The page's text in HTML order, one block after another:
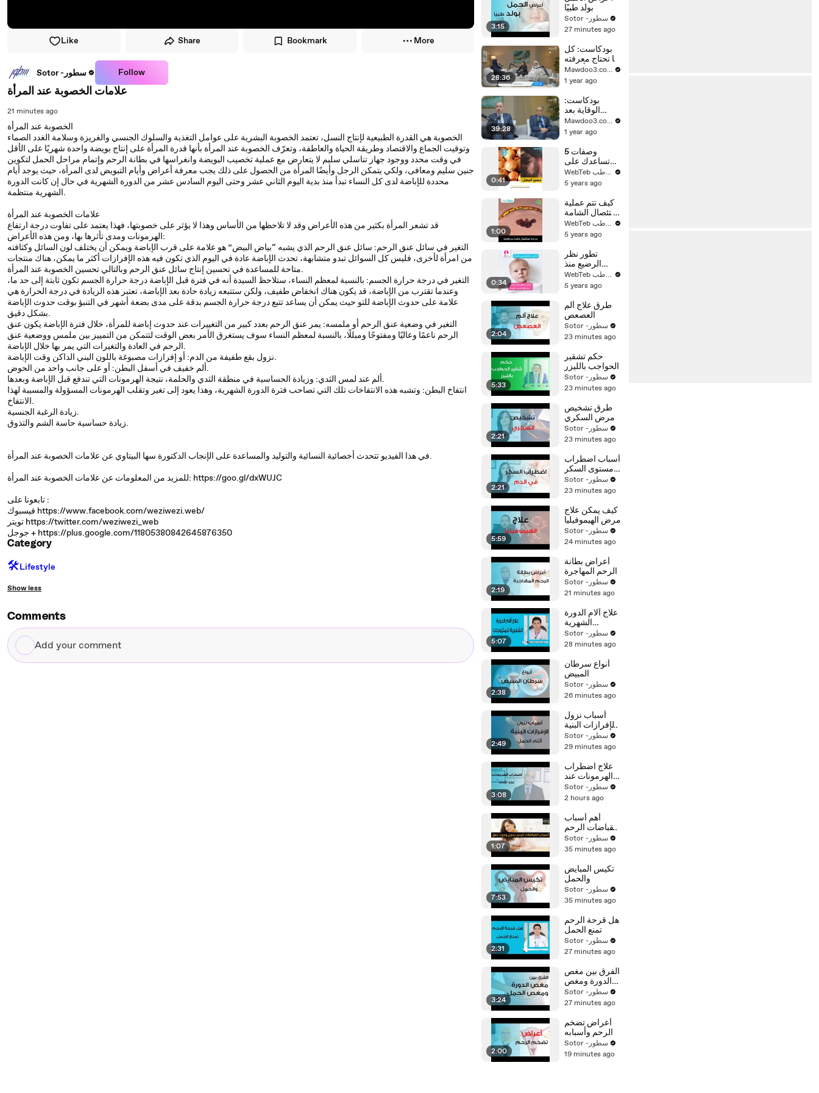
Like Share Bookmark More
Sotor -سطور Follow
علامات الخصوبة عند المرأة
21 minutes ago
الخصوبة عند المرأة
الخصوبة هي القدرة الطبيعية لإنتاج النسل، تعتمد الخصوبة البشرية على عوامل التغذية والسلوك الجنسي والغريزة وسلامة الغدد الصماء
وتوقيت الجماع والاقتصاد وطريقة الحياة والعاطفة، وتعرّف الخصوبة عند المرأة بأنها قدرة المرأة على إنتاج بويضة واحدة شهريًا على الأقل
في وقت محدد ووجود جهاز تناسلي سليم لا يتعارض مع عملية تخصيب البويضة وانغراسها في بطانة الرحم وإتمام مراحل الحمل لتكوين
جنين سليم ومعافى، ولكي يتمكن الرجل وأيضًا المرأة من الحصول على ذلك يجب معرفة أعراض وأيام التبويض لدى المرأة، حيث يوجد أيام
محددة للإباضة لدى كل النساء تبدأ منذ بدية اليوم الثاني عشر وحتى اليوم السادس عشر من الدورة الشهرية في حال إن كانت الدورة
الشهرية منتظمة.
علامات الخصوبة عند المرأة
قد تشعر المرأة بكثير من هذه الأعراض وقد لا تلاحظها من الأساس وهذا لا يؤثر على خصوبتها، فهذا يعتمد على تفاوت درجة ارتفاع
الهرمونات ومدى تأثرها بها، ومن هذه الأعراض:
التغير في سائل عنق الرحم: سائل عنق الرحم الذي يشبه “بياض البيض” هو علامة على قرب الإباضة ويمكن أن يختلف لون السائل وكثافته
من امرأة لأخرى، فليس كل السوائل تبدو متشابهة، تحدث الإباضة عادة في اليوم الذي تكون فيه هذه الإفرازات أكثر ما يمكن، هناك منتجات
متاحة للمساعدة في تحسين إنتاج سائل عنق الرحم وبالتالي تحسين الخصوبة عند المرأة.
التغير في درجة حرارة الجسم: بالنسبة لمعظم النساء، ستلاحظ السيدة أنه في فترة قبل الإباضة درجة حرارة الجسم تكون ثابتة إلى حد ما،
وعندما تقترب من الإباضة، قد يكون هناك انخفاض طفيف، ولكن ستتبعه زيادة حادة بعد الإباضة، تعتبر هذه الزيادة في درجة الحرارة هي
علامة على حدوث الإباضة للتو حيث يمكن أن يساعد تتبع درجة حرارة الجسم بدقة على مدى بضعة أشهر في التنبؤ بوقت حدوث الإباضة
بشكل دقيق.
التغير في وضعية عنق الرحم أو ملمسه: يمر عنق الرحم بعدد كبير من التغييرات عند حدوث إباضة للمرأة، خلال فترة الإباضة يكون عنق
الرحم ناعمًا وعاليًا ومفتوحًا ومبللًا، بالنسبة لمعظم النساء سوف يستغرق الأمر بعض الوقت لتتمكن من التمييز بين ملمس ووضعية عنق
الرحم في العادة والتغيرات التي يمر بها خلال الإباضة.
نزول بقع طفيفة من الدم: أو إفرازات مصبوغة باللون البني الداكن وقت الإباضة.
ألم خفيف في أسفل البطن: أو على جانب واحد من الحوض.
ألم عند لمس الثدي: وزيادة الحساسية في منطقة الثدي والحلمة، نتيجة الهرمونات التي تندفع قبل الإباضة وبعدها.
انتفاخ البطن: وتشبه هذه الانتفاخات تلك التي تصاحب فترة الدورة الشهرية، وهذا يعود إلى تغير وتقلب الهرمونات المسؤولة والمسببة لهذا
الانتفاخ.
زيادة الرغبة الجنسية.
زيادة حساسية حاسة الشم والتذوق.
في هذا الفيديو تتحدث أخصائية النسائية والتوليد والمساعدة على الإنجاب الدكتورة سها البيتاوي عن علامات الخصوبة عند المرأة.
للمزيد من المعلومات عن علامات الخصوبة عند المرأة: https://goo.gl/dxWUJC
تابعونا على :
فيسبوك https://www.facebook.com/weziwezi.web/
تويتر https://twitter.com/weziwezi_web
جوجل + https://plus.google.com/11805380842645876350
Category
🛠️Lifestyle
Show less
Comments
Add
your
3:15
بولد طبيًا
Sotor -سطور
27 minutes ago
28:36
بودكاست: كل
ما تحتاج معرفته
عن أسرار
اللوكيميا
Mawdoo3.com
1 year ago
39:28
بودكاست:
الوقاية بعد
الشفاء من
سرطان الثدي
Mawdoo3.com
1 year ago
0:41
5 وصفات
تساعدك على
التخلص من
الثعلبة وتساقط
WebTeb ويب طب
5 years ago
1:00
كيف تتم عملية
استئصال الشامة
والخلية
السرطانية من
WebTeb ويب طب
5 years ago
0:34
تطور نظر
الرضيع منذ
الولادة حتى
السنة
WebTeb ويب طب
5 years ago
2:04
طرق علاج ألم
العصعص
Sotor -سطور
23 minutes ago
5:33
حكم تشقير
الحواجب بالليزر
Sotor -سطور
23 minutes ago
2:21
طرق تشخيص
مرض السكري
Sotor -سطور
23 minutes ago
2:21
أسباب اضطراب
مستوى السكر
في الدمSotor -سطور
23 minutes ago
5:59
كيف يمكن علاج
مرض الهيموفيليا
Sotor -سطور
24 minutes ago
2:19
أعراض بطانة
الرحم المهاجرة
Sotor -سطور
21 minutes ago
5:07
علاج آلام الدورة
الشهرية
للمتزوجات
Sotor -سطور
28 minutes ago
2:38
أنواع سرطان
المبيض
Sotor -سطور
26 minutes ago
2:49
أسباب نزول
الإفرازات البنية
أثناء الحمل
Sotor -سطور
29 minutes ago
3:08
علاج اضطراب
الهرمونات عند
الإناث
Sotor -سطور
2 hours ago
1:07
أهم أسباب
انقباضات الرحم
بدون حمل
Sotor -سطور
35 minutes ago
7:53
تكيس المبايض
والحمل
Sotor -سطور
35 minutes ago
2:31
هل قرحة الرحم
تمنع الحمل
Sotor -سطور
27 minutes ago
3:24
الفرق بين مغص
الدورة ومغص
الحمل Sotor -سطور
27 minutes ago
2:00
أعراض تضخم
الرحم وأسبابه
Sotor -سطور
19 minutes ago